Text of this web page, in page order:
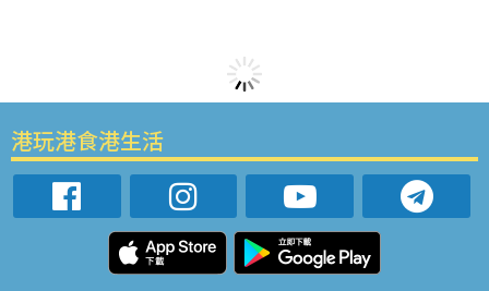
港玩港食港生活